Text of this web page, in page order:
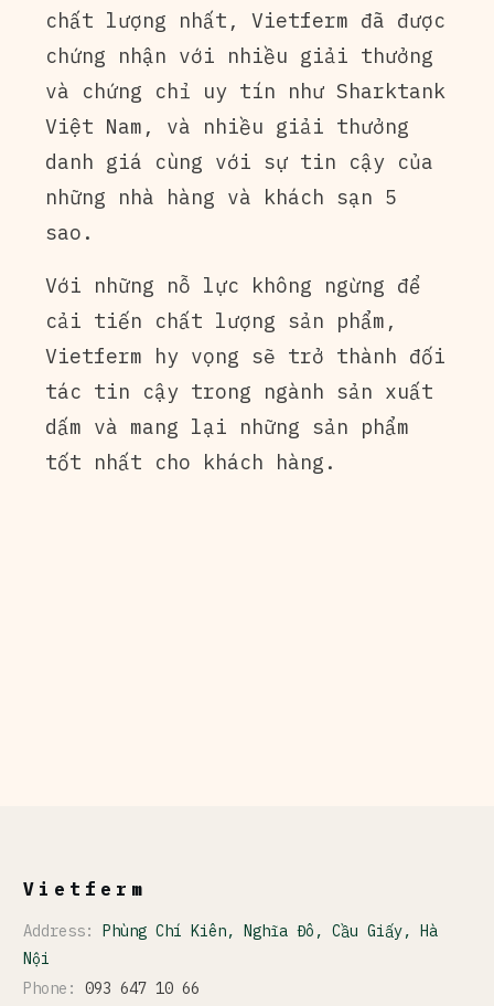
chất lượng nhất, Vietferm đã được
chứng nhận với nhiều giải thưởng
và chứng chỉ uy tín như Sharktank
Việt Nam, và nhiều giải thưởng
danh giá cùng với sự tin cậy của
những nhà hàng và khách sạn 5
sao.
Với những nỗ lực không ngừng để
cải tiến chất lượng sản phẩm,
Vietferm hy vọng sẽ trở thành đối
tác tin cậy trong ngành sản xuất
dấm và mang lại những sản phẩm
tốt nhất cho khách hàng.
Vietferm
Address: Phùng Chí Kiên, Nghĩa Đô, Cầu Giấy, Hà
Nội
Phone: 093 647 10 66